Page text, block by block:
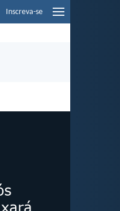
Inscreva-se